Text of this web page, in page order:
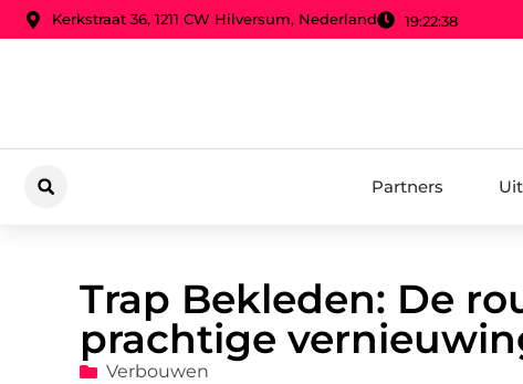
Kerkstraat 36, 1211 CW Hilversum, Nederland 19:22:40
Partners
Trap Bekleden: De
prachtige
Verbouwen